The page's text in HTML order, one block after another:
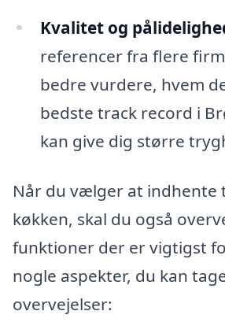
Kvalitet og
referencer fra flere
bedre vurdere, hvem
bedste track record i
kan give dig større
Når du vælger at indhente
køkken, skal du også
funktioner der er vigtigst
nogle aspekter, du kan
overvejelser: